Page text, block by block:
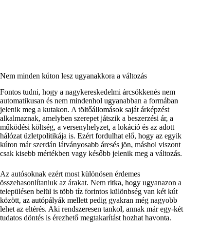
Nem minden kúton lesz ugyanakkora a változás
Fontos tudni, hogy a nagykereskedelmi árcsökkenés nem
automatikusan és nem mindenhol ugyanabban a formában
jelenik meg a kutakon. A töltőállomások saját árképzést
alkalmaznak, amelyben szerepet játszik a beszerzési ár, a
működési költség, a versenyhelyzet, a lokáció és az adott
hálózat üzletpolitikája is. Ezért fordulhat elő, hogy az egyik
kúton már szerdán látványosabb áresés jön, máshol viszont
csak kisebb mértékben vagy később jelenik meg a változás.
Az autósoknak ezért most különösen érdemes
összehasonlítaniuk az árakat. Nem ritka, hogy ugyanazon a
településen belül is több tíz forintos különbség van két kút
között, az autópályák mellett pedig gyakran még nagyobb
lehet az eltérés. Aki rendszeresen tankol, annak már egy-két
tudatos döntés is érezhető megtakarítást hozhat havonta.